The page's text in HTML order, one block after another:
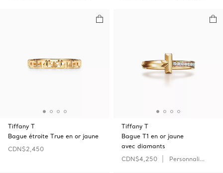
Tiffany T
Bague étroite True en or jaune
CDN$2,450
Tiffany T
Bague T1 en or jaune
avec diamants
CDN$4,250
Personnaliser